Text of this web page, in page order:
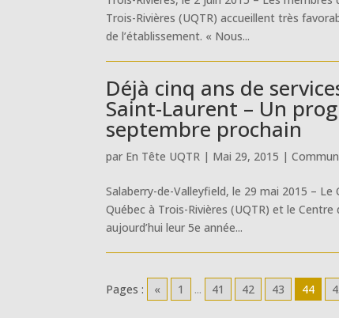
Trois-Rivières (UQTR) accueillent très
de l’établissement. « Nous...
Déjà cinq ans de
Saint-Laurent – Un
septembre prochain
par En Tête UQTR | Mai 29, 2015 |
Salaberry-de-Valleyfield, le 29 mai 2015 –
Québec à Trois-Rivières (UQTR) et le
aujourd’hui leur 5e année...
Pages : « 1 ... 41 42 43 44